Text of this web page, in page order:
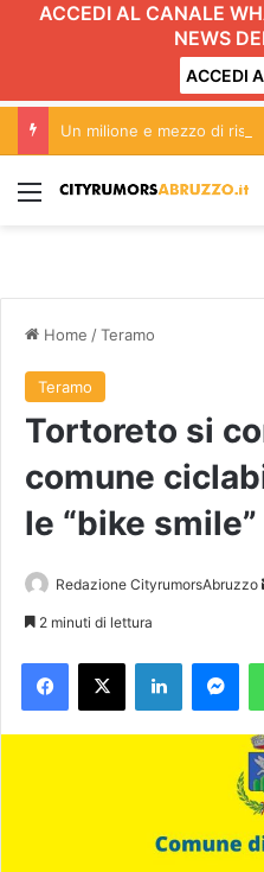
ACCEDI AL CANALE
NEWS
ACCEDI
Menu
Home /Teramo
Teramo
Tortoreto si
comune
le “bike smile”
Redazione CityrumorsAbruzzo
2 minuti di lettura